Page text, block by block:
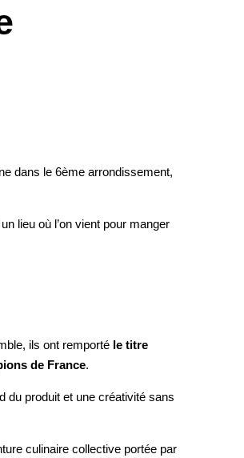
dans le 6ème arrondissement,
lieu où l’on vient pour manger
ils ont remporté le titre
de France.
du produit et une créativité sans
culinaire collective portée par